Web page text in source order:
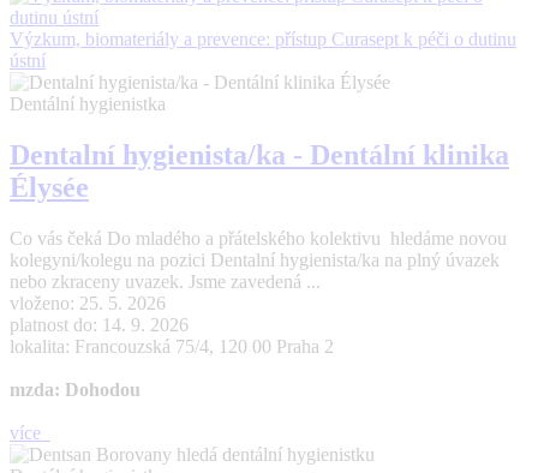
Výzkum, biomateriály a prevence: přístup Curasept k péči o dutinu
ústní
Dentální hygienistka
Dentalní hygienista/ka - Dentální klinika
Élysée
Co vás čeká Do mladého a přátelského kolektivu hledáme novou
kolegyni/kolegu na pozici Dentalní hygienista/ka na plný úvazek
nebo zkraceny uvazek. Jsme zavedená ...
vloženo: 25. 5. 2026
platnost do: 14. 9. 2026
lokalita: Francouzská 75/4, 120 00 Praha 2
mzda: Dohodou
více